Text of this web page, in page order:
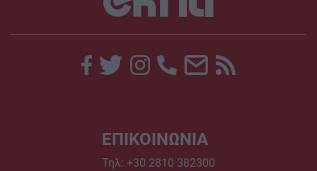
ΕΠΙΚΟΙΝΩΝΙΑ
Τηλ: +30 2810 382300